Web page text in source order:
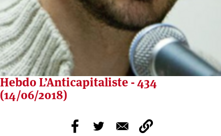
Hebdo L’Anticapitaliste - 434
(14/06/2018)